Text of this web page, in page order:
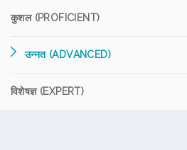
कुशल (PROFICIENT)
उन्नत (ADVANCED)
विशेषज्ञ (EXPERT)